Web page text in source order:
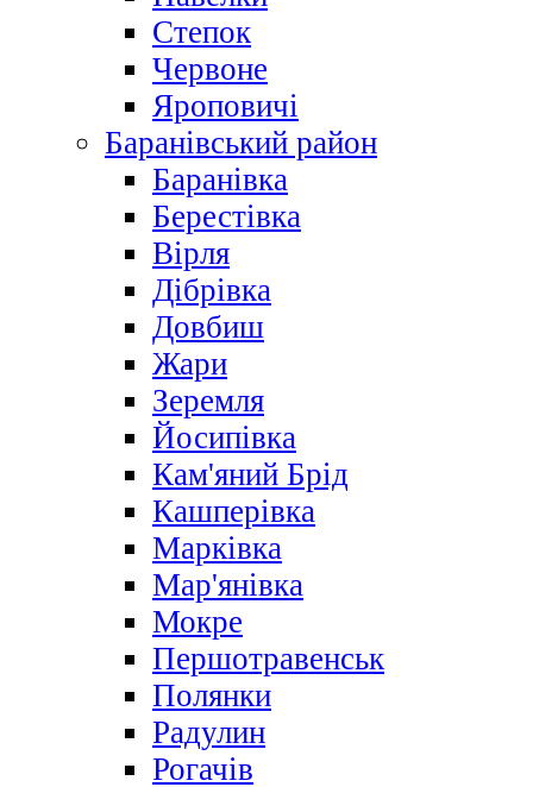
Степок
Червоне
Яроповичі
Баранівський район
Баранівка
Берестівка
Вірля
Дібрівка
Довбиш
Жари
Зеремля
Йосипівка
Кам'яний Брід
Кашперівка
Марківка
Мар'янівка
Мокре
Першотравенськ
Полянки
Радулин
Рогачів